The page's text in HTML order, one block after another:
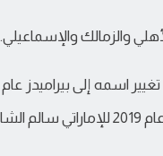
والزمالك والإسماعيلي.